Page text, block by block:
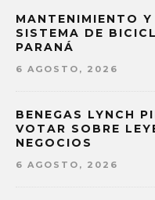
MANTENIMIENTO
SISTEMA DE
PARANÁ
6 AGOSTO, 2026
BENEGAS LYNCH
VOTAR SOBRE
NEGOCIOS
6 AGOSTO, 2026